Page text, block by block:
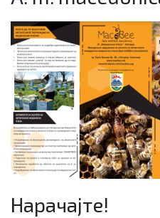
Нарачајте!